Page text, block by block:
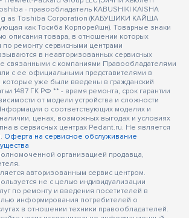
- правообладатель KABUSHIKI KAISHA
as Toshiba Corporation (КАБУШИКИ КАЙША
как Тосиба Корпорейшн). Товарные знаки
описания товара, в отношении которых
по ремонту сервисными центрами
в неавторизованных сервисных
связанными с компаниями Правообладателями
с ее официальными представителями в
уже были введены в гражданский
1487 ГК РФ ** - время ремонта, срок гарантии
от модели устройства и сложности
о соответствующих моделях и
ценах, возможных выгодах и условиях
в сервисных центрах Pedant.ru. Не является
Оферта на сервисное обслуживание
организацией продавца,
авторизованным сервис центром.
не с целью индивидуализации
по ремонту и введения посетителей в
информирования потребителей о
в отношении техники правообладателей.